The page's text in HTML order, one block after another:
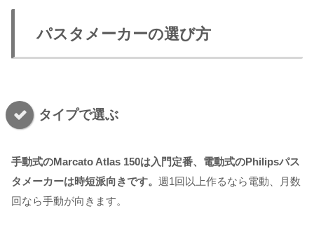
パスタメーカーの選び方
タイプで選ぶ
手動式のMarcato Atlas 150は入門定番、電動式のPhilipsパス
タメーカーは時短派向きです。 週1回以上作るなら電動、月数
回なら手動が向きます。